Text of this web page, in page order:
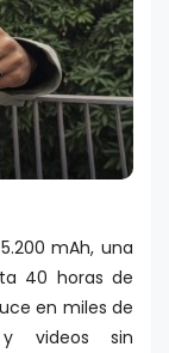
mAh, una
40 horas de
en miles de
y videos sin